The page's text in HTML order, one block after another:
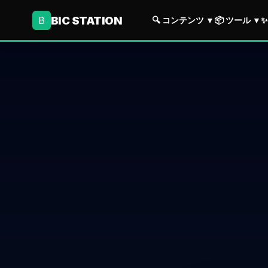
B BIC STATION 🔍 コンテンツ ▼ 📦 ツール▼